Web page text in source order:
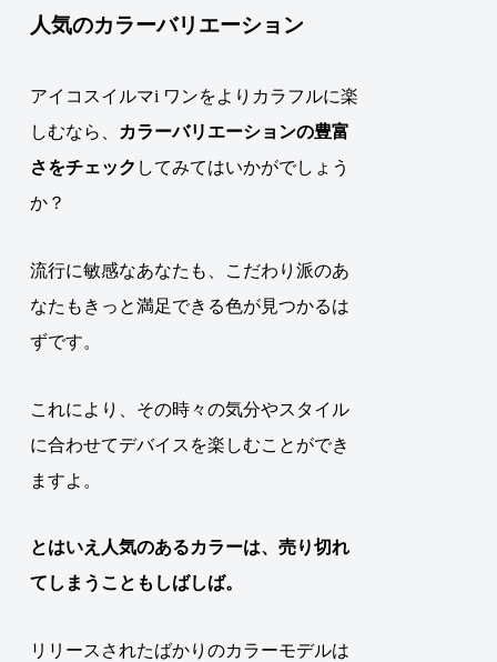
人気のカラーバリエーション
アイコスイルマi ワンをよりカラフルに楽
しむなら、
カラーバリエーションの豊富
さをチェック してみてはいかがでしょう
か？
流行に敏感なあなたも、こだわり派のあ
なたもきっと満足できる色が見つかるは
ずです。
これにより、その時々の気分やスタイル
に合わせてデバイスを楽しむことができ
ますよ。
とはいえ 人気のあるカラーは、売り切れ
てしまうこともしばしば。
リリースされたばかりのカラーモデルは